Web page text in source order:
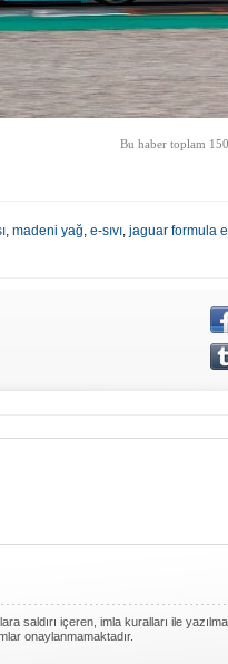
Bu haber toplam
, madeni yağ, e-sıvı, jaguar formula e
saldırı içeren, imla kuralları ile
onaylanmamaktadır.